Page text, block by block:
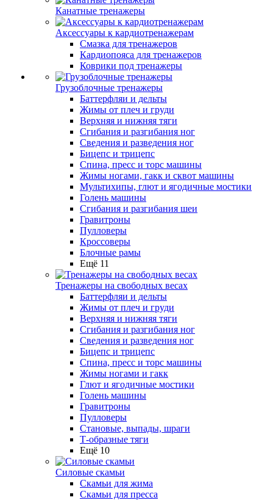
Канатные тренажеры
Аксессуары к кардиотренажерам
Смазка для тренажеров
Кардиопояса для тренажеров
Коврики под тренажеры
Грузоблочные тренажеры
Баттерфляи и дельты
Жимы от плеч и груди
Верхняя и нижняя тяги
Сгибания и разгибания ног
Сведения и разведения ног
Бицепс и трицепс
Спина, пресс и торс машины
Жимы ногами, гакк и сквот машины
Мультихипы, глют и ягодичные мостики
Голень машины
Сгибания и разгибания шеи
Гравитроны
Пулловеры
Кроссоверы
Блочные рамы
Ещё 11
Тренажеры на свободных весах
Баттерфляи и дельты
Жимы от плеч и груди
Верхняя и нижняя тяги
Сгибания и разгибания ног
Сведения и разведения ног
Бицепс и трицепс
Спина, пресс и торс машины
Жимы ногами и гакк
Глют и ягодичные мостики
Голень машины
Гравитроны
Пулловеры
Становые, выпады, шраги
Т-образные тяги
Ещё 10
Силовые скамьи
Скамьи для жима
Скамьи для пресса